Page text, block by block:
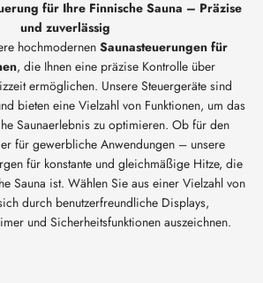
für Ihre Finnische Sauna – Präzise
und zuverlässig
hochmodernen Saunasteuerungen für
, die Ihnen eine präzise Kontrolle über
ermöglichen. Unsere Steuergeräte sind
bieten eine Vielzahl von Funktionen, um das
Saunaerlebnis zu optimieren. Ob für den
für gewerbliche Anwendungen – unsere
für konstante und gleichmäßige Hitze, die
Sauna ist. Wählen Sie aus einer Vielzahl von
durch benutzerfreundliche Displays,
und Sicherheitsfunktionen auszeichnen.